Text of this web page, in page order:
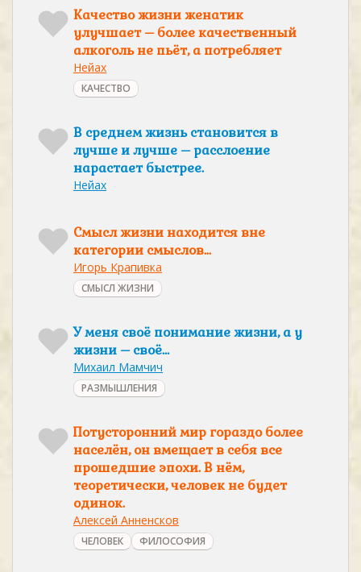
Качество жизни женатик
улучшает – более качественный
алкоголь не пьёт, а потребляет
Нейах
КАЧЕСТВО
В среднем жизнь становится в
лучше и лучше – расслоение
нарастает быстрее.
Нейах
Смысл жизни находится вне
категории смыслов...
Игорь Крапивка
СМЫСЛ ЖИЗНИ
У меня своё понимание жизни, а у
жизни – своё…
Михаил Мамчич
РАЗМЫШЛЕНИЯ
Потусторонний мир гораздо более
населён, он вмещает в себя все
прошедшие эпохи. В нём,
теоретически, человек не будет
одинок.
Алексей Анненсков
ЧЕЛОВЕК ФИЛОСОФИЯ